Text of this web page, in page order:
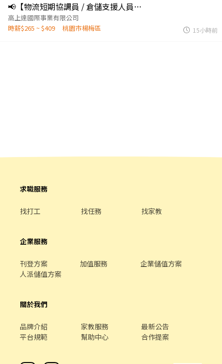
📢【物流短期協調員 / 倉儲支援人員】時薪265/中班13-22。
高上達國際事業有限公司
時薪$265 ~ $409
桃園市楊梅區 15小時前
求職服務
找打工 找任務 找家教
企業服務
刊登方案 加值服務
企業儲值方案
人派儲值方案
關於我們
品牌介紹 家教服務
最新公告
平台規範
幫助中心 合作提案